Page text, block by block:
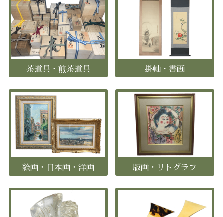
茶道具・煎茶道具 掛軸・書画
絵画・日本画・洋画 版画・リトグラフ